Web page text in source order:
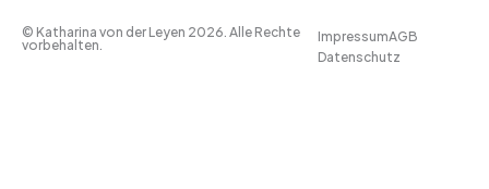
© Katharina von der Leyen 2026. Alle Rechte
vorbehalten.
ImpressumAGB
Datenschutz